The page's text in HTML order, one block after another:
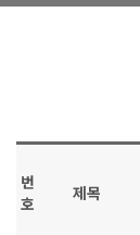
번
호
제목